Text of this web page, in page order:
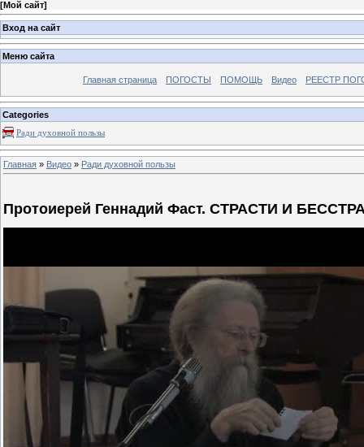
[Мой сайт]
Вход на сайт
Меню сайта
Главная страница ПОГОСТЫ ПОМОЩЬ Видео РЕЕСТР
Categories
Ради духовной пользы
Главная » Видео » Ради духовной пользы
Протоиерей Геннадий Фаст. СТРАСТИ И